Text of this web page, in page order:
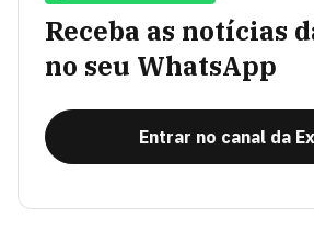
Receba as notícias
no seu WhatsApp
Entrar no canal da